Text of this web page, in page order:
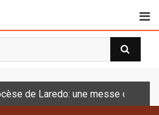
de Laredo: une messe